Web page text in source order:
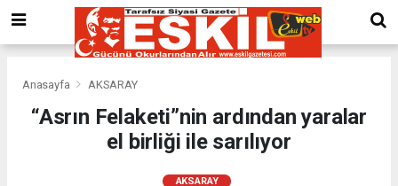
Anasayfa AKSARAY
“Asrın Felaketi”nin ardından yaralar
el birliği ile sarılıyor
AKSARAY